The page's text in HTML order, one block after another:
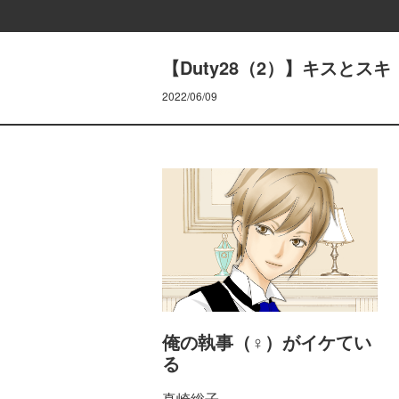
【Duty28（2）】キスとスキ
2022/06/09
俺の執事（♀）がイケてい
る